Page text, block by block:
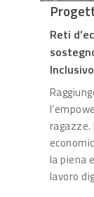
Reti
Inclusivo
la piena
lavoro